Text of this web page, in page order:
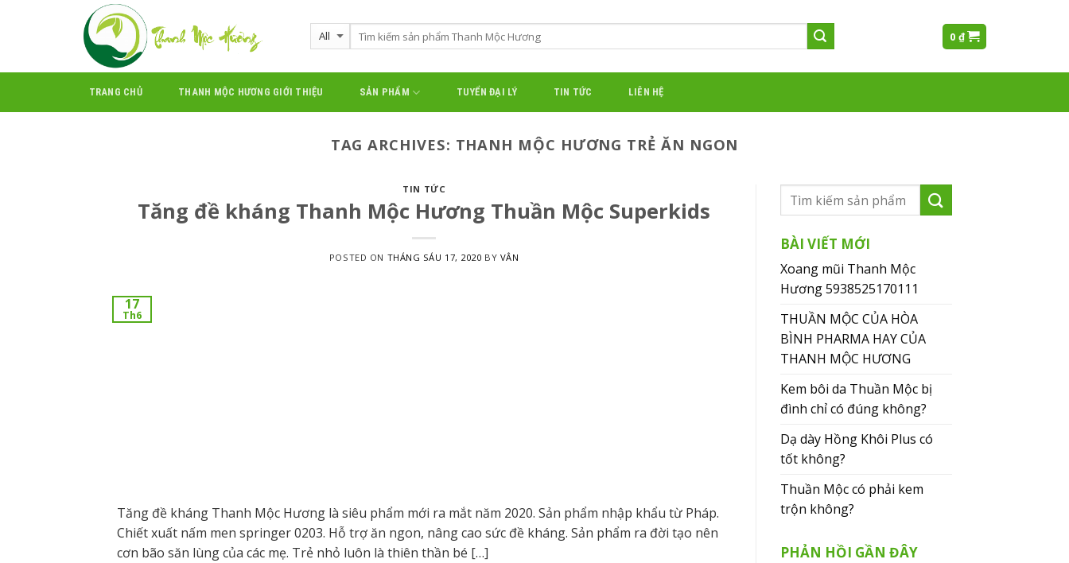
0 ₫
TRANG CHỦ THANH MỘC HƯƠNG GIỚI THIỆU SẢN PHẨM TUYỂN ĐẠI LÝ TIN TỨC LIÊN HỆ
TAG ARCHIVES: THANH MỘC HƯƠNG TRẺ ĂN NGON
TIN TỨC
Tăng đề kháng Thanh Mộc Hương Thuần Mộc Superkids
POSTED ON THÁNG SÁU 17, 2020 BY VÂN
17
Th6
Tăng đề kháng Thanh Mộc Hương là siêu phẩm mới ra mắt năm 2020. Sản phẩm nhập khẩu từ Pháp.
Chiết xuất nấm men springer 0203. Hỗ trợ ăn ngon, nâng cao sức đề kháng. Sản phẩm ra đời tạo nên
cơn bão săn lùng của các mẹ. Trẻ nhỏ luôn là thiên thần bé […]
BÀI VIẾT MỚI
Xoang mũi Thanh Mộc
Hương 5938525170111
THUẦN MỘC CỦA HÒA
BÌNH PHARMA HAY CỦA
THANH MỘC HƯƠNG
Kem bôi da Thuần Mộc bị
đình chỉ có đúng không?
Dạ dày Hồng Khôi Plus có
tốt không?
Thuần Mộc có phải kem
trộn không?
PHẢN HỒI GẦN ĐÂY